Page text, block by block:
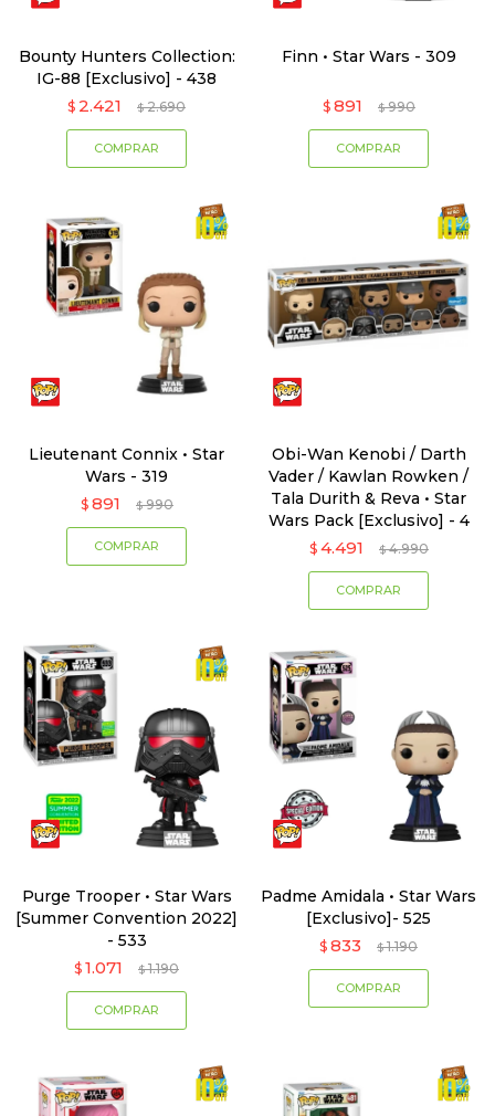
Bounty Hunters Collection:
IG-88 [Exclusivo] - 438
$ 2.421 $ 2.690
Finn • Star Wars - 309
$ 891 $ 990
Lieutenant Connix • Star
Wars - 319
$ 891 $ 990
Obi-Wan Kenobi / Darth
Vader / Kawlan Rowken /
Tala Durith & Reva • Star
Wars Pack [Exclusivo] - 4
$ 4.491 $ 4.990
Purge Trooper • Star Wars
[Summer Convention 2022]
- 533
$ 1.071 $ 1.190
Padme Amidala • Star Wars
[Exclusivo]- 525
$ 833 $ 1.190